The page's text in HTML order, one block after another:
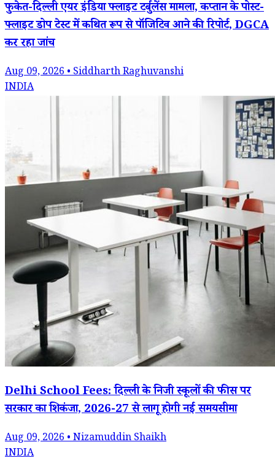
फुकेत-दिल्ली एयर इंडिया फ्लाइट टर्बुलेंस मामला, कप्तान के पोस्ट-
फ्लाइट डोप टेस्ट में कथित रूप से पॉजिटिव आने की रिपोर्ट, DGCA
कर रहा जांच
Aug 09, 2026 • Siddharth Raghuvanshi
INDIA
Delhi School Fees: दिल्ली के निजी स्कूलों की फीस पर
सरकार का शिकंजा, 2026-27 से लागू होगी नई समयसीमा
Aug 09, 2026 • Nizamuddin Shaikh
INDIA